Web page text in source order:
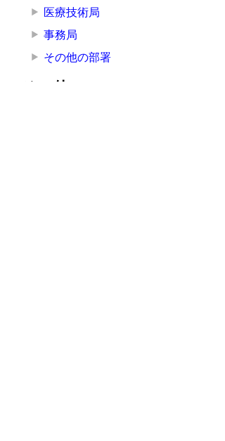
医療技術局
事務局
その他の部署
その他